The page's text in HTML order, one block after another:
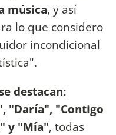
música, y así
lo que considero
incondicional
destacan:
"Daría", "Contigo
y "Mía", todas